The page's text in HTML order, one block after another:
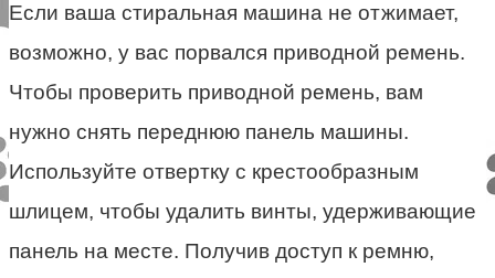
Если ваша стиральная машина не отжимает,
возможно, у вас порвался приводной ремень.
Чтобы проверить приводной ремень, вам
нужно снять переднюю панель машины.
Используйте отвертку с крестообразным
шлицем, чтобы удалить винты, удерживающие
панель на месте. Получив доступ к ремню,